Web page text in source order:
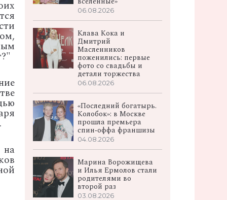
06.08.2026
Клава Кока и
Дмитрий
Масленников
поженились: первые
фото со свадьбы и
детали торжества
06.08.2026
«Последний богатырь.
Колобок»: в Москве
прошла премьера
спин‑оффа франшизы
04.08.2026
Марина Ворожищева
и Илья Ермолов стали
родителями во
второй раз
03.08.2026